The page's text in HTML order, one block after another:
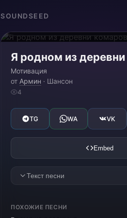
SOUNDSEED
Я родном из
Мотивация
от Армин · Шансон
4
TG WA VK
Embed
Текст песни
Я ходил в школу село
ПОХОЖИЕ ПЕСНИ